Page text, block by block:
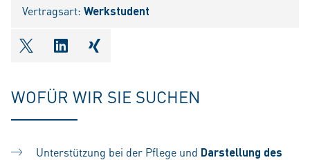
Vertragsart: Werkstudent
shareOntwitter
shareOnlinkedIn
shareOnxing
WOFÜR WIR SIE SUCHEN
Unterstützung bei der Pflege und Darstellung des